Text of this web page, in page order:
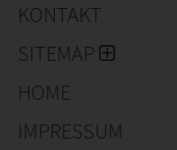
KONTAKT
SITEMAP
HOME
IMPRESSUM